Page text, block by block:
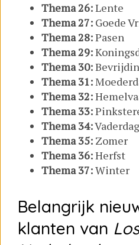
Thema 26:Lente
Thema 27: Goede
Thema 28:Pasen
Thema 29:
Thema 30:
Thema 31:
Thema 32:
Thema 33:
Thema 34:Vaderdag
Thema 35: Zomer
Thema 36:Herfst
Thema 37:Winter
Belangrijk
klanten van